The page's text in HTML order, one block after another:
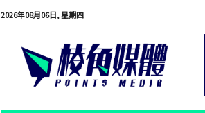
2026年08月06日, 星期四